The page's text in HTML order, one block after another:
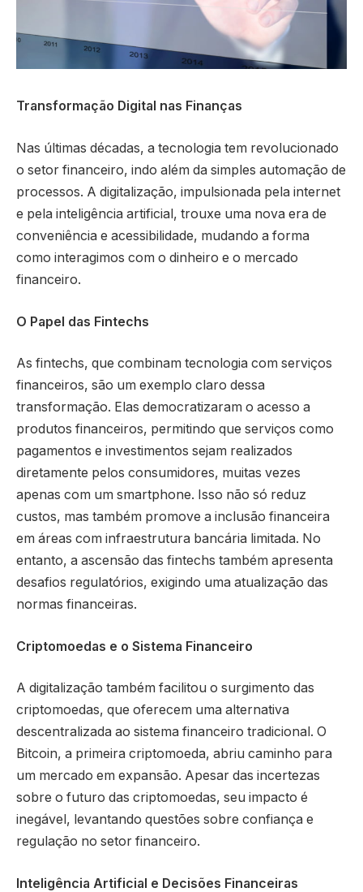
Transformação Digital nas Finanças
Nas últimas décadas, a tecnologia tem revolucionado
o setor financeiro, indo além da simples automação de
processos. A digitalização, impulsionada pela internet
e pela inteligência artificial, trouxe uma nova era de
conveniência e acessibilidade, mudando a forma
como interagimos com o dinheiro e o mercado
financeiro.
O Papel das Fintechs
As fintechs, que combinam tecnologia com serviços
financeiros, são um exemplo claro dessa
transformação. Elas democratizaram o acesso a
produtos financeiros, permitindo que serviços como
pagamentos e investimentos sejam realizados
diretamente pelos consumidores, muitas vezes
apenas com um smartphone. Isso não só reduz
custos, mas também promove a inclusão financeira
em áreas com infraestrutura bancária limitada. No
entanto, a ascensão das fintechs também apresenta
desafios regulatórios, exigindo uma atualização das
normas financeiras.
Criptomoedas e o Sistema Financeiro
A digitalização também facilitou o surgimento das
criptomoedas, que oferecem uma alternativa
descentralizada ao sistema financeiro tradicional. O
Bitcoin, a primeira criptomoeda, abriu caminho para
um mercado em expansão. Apesar das incertezas
sobre o futuro das criptomoedas, seu impacto é
inegável, levantando questões sobre confiança e
regulação no setor financeiro.
Inteligência Artificial e Decisões Financeiras